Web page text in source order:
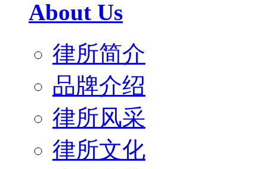
About Us
律所简介
品牌介绍
律所风采
律所文化